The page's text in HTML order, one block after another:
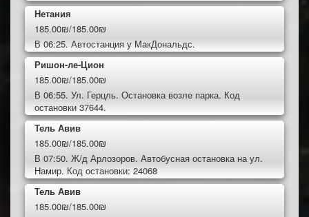
Нетания
185.00₪/185.00₪
В 06:25. Автостанция у МакДональдс.
Ришон-ле-Цион
185.00₪/185.00₪
В 06:55. Ул. Герцль. Остановка возле парка. Код
остановки 37644.
Тель Авив
185.00₪/185.00₪
В 07:50. Ж/д Арлозоров. Автобусная остановка на ул.
Намир. Код остановки: 24068
Тель Авив
185.00₪/185.00₪